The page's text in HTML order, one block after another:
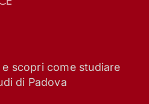
scopri come studiare
di Padova